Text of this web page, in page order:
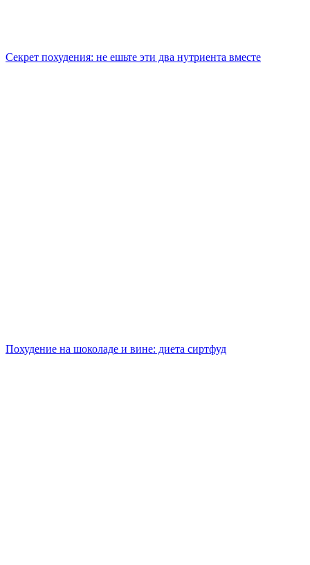
Секрет похудения: не ешьте эти два нутриента вместе
Похудение на шоколаде и вине: диета сиртфуд